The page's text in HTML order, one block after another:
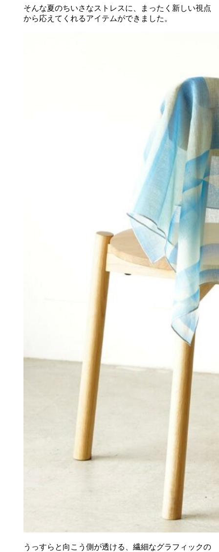
そんな夏のちいさなストレスに、まったく新しい視点
から応えてくれるアイテムができました。
うっすらと向こう側が透ける、繊細なグラフィックの